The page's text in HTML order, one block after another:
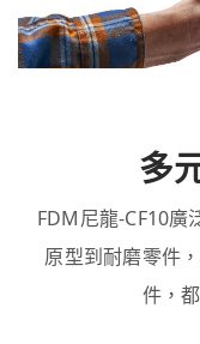
多
FDM尼龍-CF10廣
原型到耐磨零件
件，